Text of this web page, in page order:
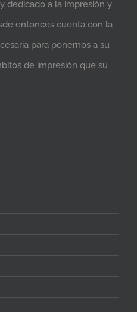
dedicado a la impresión y
entonces cuenta con la
para ponernos a su
de impresión que su